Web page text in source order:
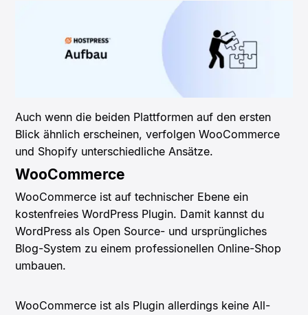
Auch wenn die beiden Plattformen auf den ersten
Blick ähnlich erscheinen, verfolgen WooCommerce
und Shopify unterschiedliche Ansätze.
WooCommerce
WooCommerce ist auf technischer Ebene ein
kostenfreies WordPress Plugin. Damit kannst du
WordPress als Open Source- und ursprüngliches
Blog-System zu einem professionellen Online-Shop
umbauen.
WooCommerce ist als Plugin allerdings keine All-